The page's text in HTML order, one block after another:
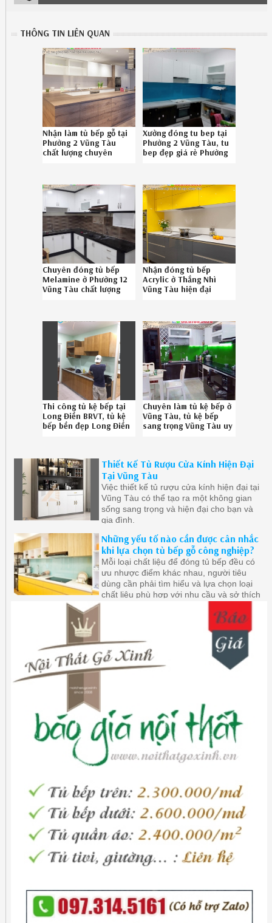
THÔNG TIN LIÊN QUAN
Nhận làm tủ bếp gỗ tại
Phường 2 Vũng Tàu
chất lượng chuyên
Xưởng đóng tu bep tại
Phường 2 Vũng Tàu, tu
bep đẹp giá rẻ Phường
Chuyên đóng tủ bếp
Melamine ở Phường 12
Vũng Tàu chất lượng
Nhận đóng tủ bếp
Acrylic ở Thắng Nhì
Vũng Tàu hiện đại
Thi công tủ kệ bếp tại
Long Điền BRVT, tủ kệ
bếp bền đẹp Long Điền
Chuyên làm tủ kệ bếp ở
Vũng Tàu, tủ kệ bếp
sang trọng Vũng Tàu uy
Thiết Kế Tủ Rượu Cửa Kính Hiện Đại
Tại Vũng Tàu
Việc thiết kế tủ rượu cửa kính hiện đại tại
Vũng Tàu có thể tạo ra một không gian
sống sang trọng và hiện đại cho bạn và
gia đình.
Những yếu tố nào cần được cân nhắc
khi lựa chọn tủ bếp gỗ công nghiệp?
Mỗi loại chất liệu để đóng tủ bếp đều có
ưu nhược điểm khác nhau, người tiêu
dùng cần phải tìm hiểu và lựa chọn loại
chất liệu phù hợp với nhu cầu và sở thích